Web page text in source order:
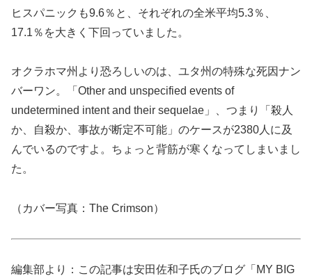
ヒスパニックも9.6％と、それぞれの全米平均5.3％、
17.1％を大きく下回っていました。
オクラホマ州より恐ろしいのは、ユタ州の特殊な死因ナン
バーワン。「Other and unspecified events of
undetermined intent and their sequelae」、つまり「殺人
か、自殺か、事故が断定不可能」のケースが2380人に及
んでいるのですよ。ちょっと背筋が寒くなってしまいまし
た。
（カバー写真：The Crimson）
編集部より：この記事は安田佐和子氏のブログ「MY BIG